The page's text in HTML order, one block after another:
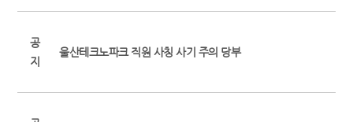
공
지
울산테크노파크 직원 사칭 사기 주의 당부